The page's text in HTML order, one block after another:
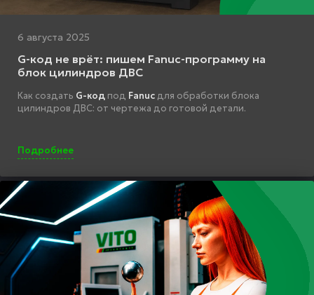
6 августа 2025
G-код не врёт: пишем Fanuc-программу на
блок цилиндров ДВС
Как создать G-код под Fanuc для обработки блока
цилиндров ДВС: от чертежа до готовой детали.
Подробнее